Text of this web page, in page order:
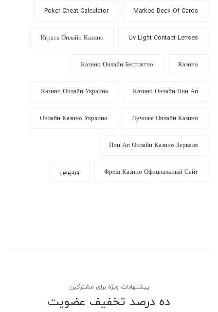
Marked Deck Of Cards
Poker Cheat Calculator
Uv Light Contact Lenses
Играть Онлайн Казино
Казино
Казино Онлайн Бесплатно
Казино Онлайн Пин Ап
Казино Онлайн Украина
Лучшее Онлайн Казино
Онлайн Казино Украина
Пин Ап Онлайн Казино Зеркало
Фреш Казино Официальный Сайт وردپرس
پیشنهادات ویژه برای مشترکین
ده درصد تخفیف عضویت